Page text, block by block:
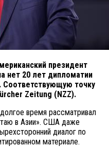
президент
нет 20 лет дипломатии
точку
Zeitung (NZZ).
время рассматривал
в Азии». США даже
диалог по
материале.